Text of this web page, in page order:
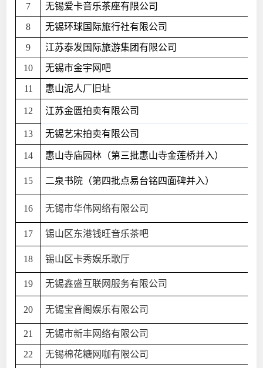
7 无锡爱卡音乐茶座有限公司
8 无锡环球国际旅行社有限公司
9 江苏泰发国际旅游集团有限公司
10 无锡市金宇网吧
11 惠山泥人厂旧址
12 江苏金匮拍卖有限公司
13 无锡艺宋拍卖有限公司
14 惠山寺庙园林（第三批惠山寺金莲桥并入）
15 二泉书院（第四批点易台铭四面碑并入）
16 无锡市华伟网络有限公司
17 锡山区东港钱旺音乐茶吧
18 锡山区卡秀娱乐歌厅
19 无锡鑫盛互联网服务有限公司
20 无锡宝音阁娱乐有限公司
21 无锡市新丰网络有限公司
22
无锡棉花糖网咖有限公司